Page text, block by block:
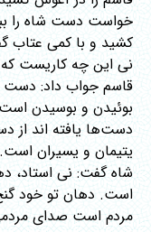
خواست دست شاه را
کشید و با کمی عتاب
نی این چه کاریست
قاسم جواب داد: دست
بوئیدن و بوسیدن
دست‌ها یافته اند
یتیمان و یسیران است.
شاه گفت: نی استاد،
است. دهان تو خود
مردم است صدای